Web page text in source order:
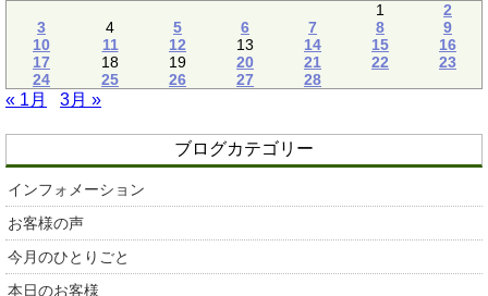
1
2
3
4 5 6 7 8
9
10
11 12 13 14 15
16
17
18 19 20 21 22
23
24
25 26 27 28
« 1月 3月 »
ブログカテゴリー
インフォメーション
お客様の声
今月のひとりごと
本日のお客様